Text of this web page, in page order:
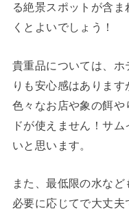
る絶景スポットが含
くとよいでしょう！
貴重品については、ホ
りも安心感はあります
色々なお店や象の餌
ドが使えません！サ
いと思います。
また、最低限の水な
必要に応じてで大丈夫